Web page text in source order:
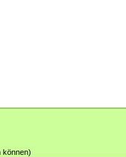
können)